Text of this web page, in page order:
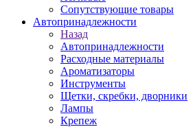
Сопутствующие товары
Автопринадлежности
Назад
Автопринадлежности
Расходные материалы
Ароматизаторы
Инструменты
Щетки, скребки, дворники
Лампы
Крепеж